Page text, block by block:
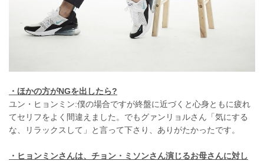
・ほかの方がNGを出したら?
ユン・ヒョンミン:僕の場合ですが終盤に近づくと心身ともに疲れ
てセリフをよく間違えました。でもグァンリョルさん「気にする
な、リラックスして」と言って下さり、ありがたかったです。
・ヒョンミンさんは、チョン・ミソンさん演じるお母さんに対し